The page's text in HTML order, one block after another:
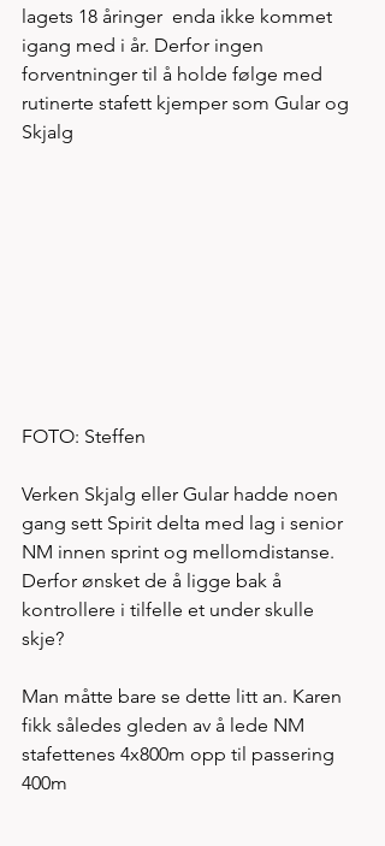
lagets 18 åringer  enda ikke kommet
igang med i år. Derfor ingen
forventninger til å holde følge med
rutinerte stafett kjemper som Gular og
Skjalg
FOTO: Steffen
Verken Skjalg eller Gular hadde noen
gang sett Spirit delta med lag i senior
NM innen sprint og mellomdistanse.
Derfor ønsket de å ligge bak å
kontrollere i tilfelle et under skulle
skje?
Man måtte bare se dette litt an. Karen
fikk således gleden av å lede NM
stafettenes 4x800m opp til passering
400m